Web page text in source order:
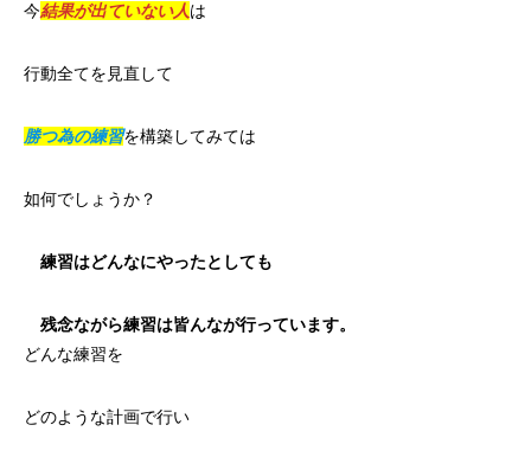
今結果が出ていない人は
行動全てを見直して
勝つ為の練習を構築してみては
如何でしょうか？
練習はどんなにやったとしても
残念ながら練習は皆んなが行っています。
どんな練習を
どのような計画で行い